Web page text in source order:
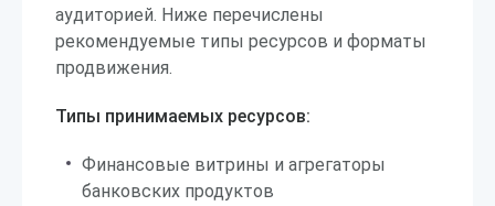
аудиторией. Ниже перечислены
рекомендуемые типы ресурсов и форматы
продвижения.
Типы принимаемых ресурсов:
Финансовые витрины и агрегаторы
банковских продуктов